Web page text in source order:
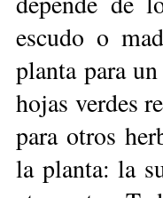
escudo o
planta para
hojas verdes
para otros
la planta: la